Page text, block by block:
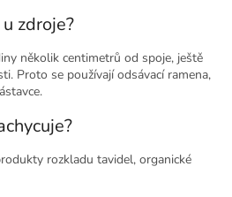
zdroje?
několik centimetrů od spoje, ještě
Proto se používají odsávací ramena,
rozkladu tavidel, organické